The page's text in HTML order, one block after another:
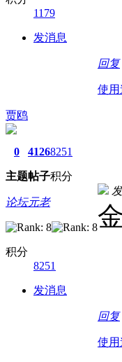
1179
发消息
回复
使
贾鸥
0
主题
4126
帖子
8251
积分
论坛元老
积分
8251
发消息
回复
使